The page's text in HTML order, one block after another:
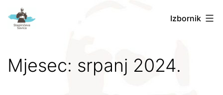
Preskoči
Stepinčeva
Izbornik
Mjesec: srpanj 2024.